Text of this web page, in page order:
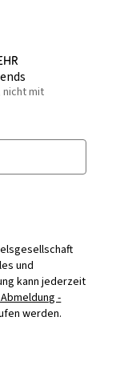
nicht mit
und
kann jederzeit
-
werden.